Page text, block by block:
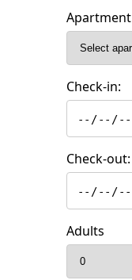
Apartment
Check-in:
Check-out:
Adults